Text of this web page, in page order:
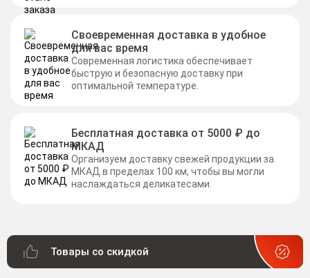
Своевременная доставка в удобное
для вас время
Современная логистика обеспечивает
быструю и безопасную доставку при
оптимальной температуре.
Бесплатная доставка от 5000 ₽ до
МКАД
Организуем доставку свежей продукции за
МКАД в пределах 100 км, чтобы вы могли
наслаждаться деликатесами.
Товары со скидкой